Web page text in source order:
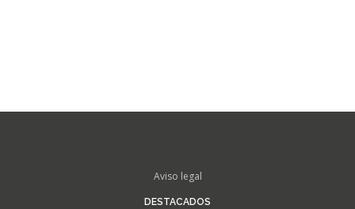
Aviso legal
DESTACADOS